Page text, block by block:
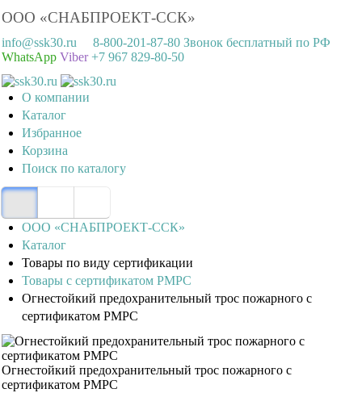
ООО «СНАБПРОЕКТ-ССК»
info@ssk30.ru
8-800-201-87-80 Звонок бесплатный по РФ
WhatsApp Viber+7 967 829-80-50
О компании
Каталог
Избранное
Корзина
Поиск по каталогу
ООО «СНАБПРОЕКТ-ССК»
Каталог
Товары по виду сертификации
Товары с сертификатом РМРС
Огнестойкий предохранительный трос пожарного с
сертификатом РМРС
Огнестойкий предохранительный трос пожарного с
сертификатом РМРС